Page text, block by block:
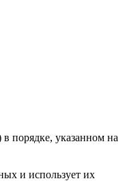
порядке, указанном на
и использует их